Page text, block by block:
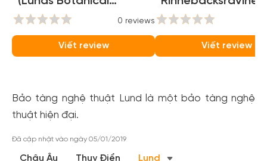
Garden)
0 reviews
Viết review Viết review
Bảo tàng nghệ thuật Lund là một bảo tàng nghệ
thuật hiện đại.
Đã cập nhật vào ngày 05/01/2019
Châu Âu Thuỵ Điển Lund